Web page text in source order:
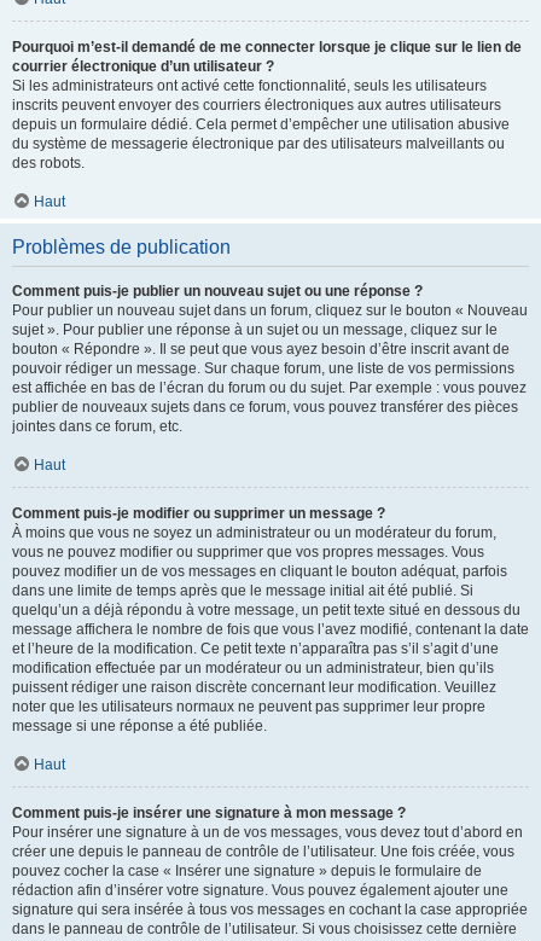
Pourquoi m’est-il demandé de me connecter lorsque je clique sur le lien de
courrier électronique d’un utilisateur ?
Si les administrateurs ont activé cette fonctionnalité, seuls les utilisateurs
inscrits peuvent envoyer des courriers électroniques aux autres utilisateurs
depuis un formulaire dédié. Cela permet d’empêcher une utilisation abusive
du système de messagerie électronique par des utilisateurs malveillants ou
des robots.
Haut
Problèmes de publication
Comment puis-je publier un nouveau sujet ou une réponse ?
Pour publier un nouveau sujet dans un forum, cliquez sur le bouton « Nouveau
sujet ». Pour publier une réponse à un sujet ou un message, cliquez sur le
bouton « Répondre ». Il se peut que vous ayez besoin d’être inscrit avant de
pouvoir rédiger un message. Sur chaque forum, une liste de vos permissions
est affichée en bas de l’écran du forum ou du sujet. Par exemple : vous pouvez
publier de nouveaux sujets dans ce forum, vous pouvez transférer des pièces
jointes dans ce forum, etc.
Haut
Comment puis-je modifier ou supprimer un message ?
À moins que vous ne soyez un administrateur ou un modérateur du forum,
vous ne pouvez modifier ou supprimer que vos propres messages. Vous
pouvez modifier un de vos messages en cliquant le bouton adéquat, parfois
dans une limite de temps après que le message initial ait été publié. Si
quelqu’un a déjà répondu à votre message, un petit texte situé en dessous du
message affichera le nombre de fois que vous l’avez modifié, contenant la date
et l’heure de la modification. Ce petit texte n’apparaîtra pas s’il s’agit d’une
modification effectuée par un modérateur ou un administrateur, bien qu’ils
puissent rédiger une raison discrète concernant leur modification. Veuillez
noter que les utilisateurs normaux ne peuvent pas supprimer leur propre
message si une réponse a été publiée.
Haut
Comment puis-je insérer une signature à mon message ?
Pour insérer une signature à un de vos messages, vous devez tout d’abord en
créer une depuis le panneau de contrôle de l’utilisateur. Une fois créée, vous
pouvez cocher la case « Insérer une signature » depuis le formulaire de
rédaction afin d’insérer votre signature. Vous pouvez également ajouter une
signature qui sera insérée à tous vos messages en cochant la case appropriée
dans le panneau de contrôle de l’utilisateur. Si vous choisissez cette dernière